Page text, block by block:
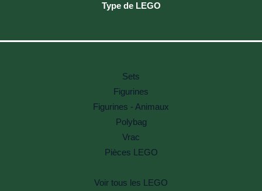
Type de LEGO
Sets
Figurines
Figurines - Animaux
Polybag
Vrac
Pièces LEGO
Voir tous les LEGO